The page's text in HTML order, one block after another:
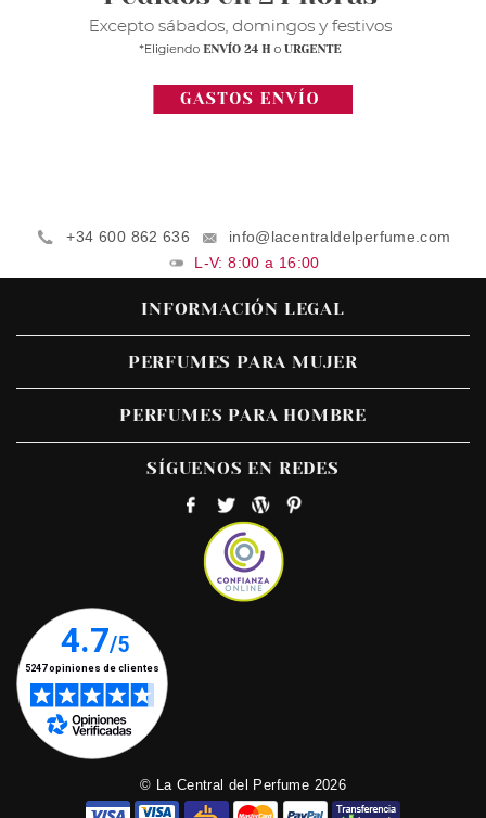
+34 600 862 636
info@lacentraldelperfume.com
L-V: 8:00 a 16:00
INFORMACIÓN LEGAL
PERFUMES PARA MUJER
PERFUMES PARA HOMBRE
SÍGUENOS EN REDES
© La Central del Perfume 2026